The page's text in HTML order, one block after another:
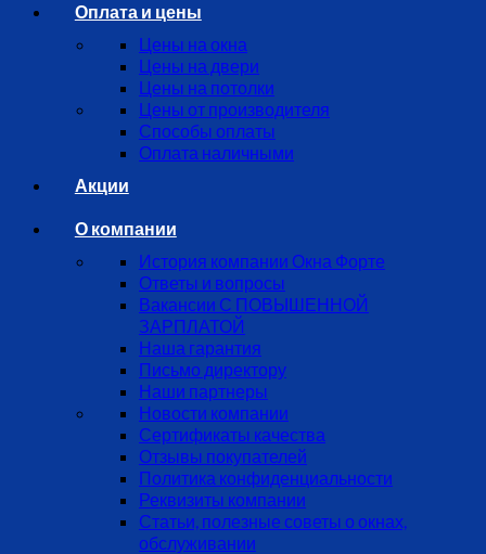
Оплата и цены
Цены на окна
Цены на двери
Цены на потолки
Цены от производителя
Способы оплаты
Оплата наличными
Акции
О компании
История компании Окна Форте
Ответы и вопросы
Вакансии С ПОВЫШЕННОЙ
ЗАРПЛАТОЙ
Наша гарантия
Письмо директору
Наши партнеры
Новости компании
Сертификаты качества
Отзывы покупателей
Политика конфиденциальности
Реквизиты компании
Статьи, полезные советы о окнах,
обслуживании